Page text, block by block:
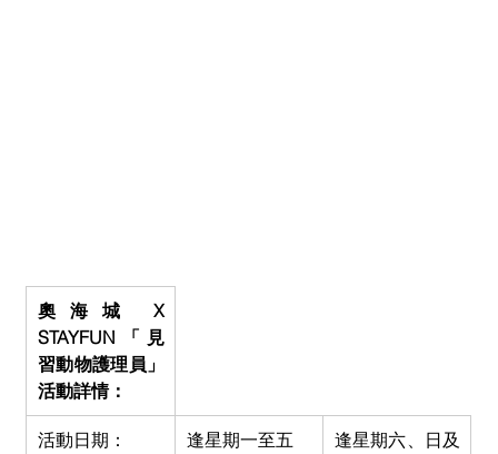
奧海城 X
STAYFUN「見
習動物護理員」
活動詳情：
活動日期： 逢星期一至五
逢星期六、日及